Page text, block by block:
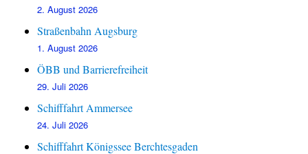
2. August 2026
Straßenbahn Augsburg
1. August 2026
ÖBB und Barrierefreiheit
29. Juli 2026
Schifffahrt Ammersee
24. Juli 2026
Schifffahrt Königssee Berchtesgaden